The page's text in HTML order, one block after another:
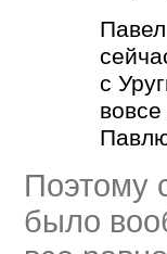
с
Поэтому
было